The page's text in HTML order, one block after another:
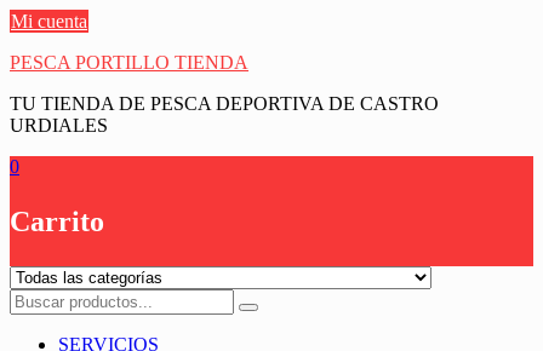
Mi cuenta
PESCA PORTILLO TIENDA
TU TIENDA DE PESCA DEPORTIVA DE CASTRO
URDIALES
0
Carrito
SERVICIOS